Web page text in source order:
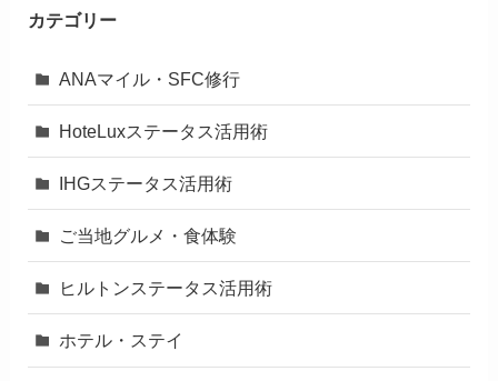
カテゴリー
ANAマイル・SFC修行
HoteLuxステータス活用術
IHGステータス活用術
ご当地グルメ・食体験
ヒルトンステータス活用術
ホテル・ステイ